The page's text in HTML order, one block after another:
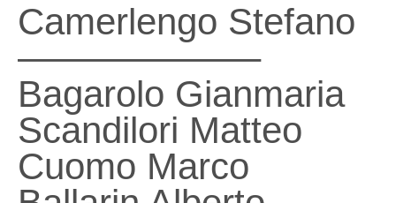
Camerlengo Stefano
——————–
Bagarolo Gianmaria
Scandilori Matteo
Cuomo Marco